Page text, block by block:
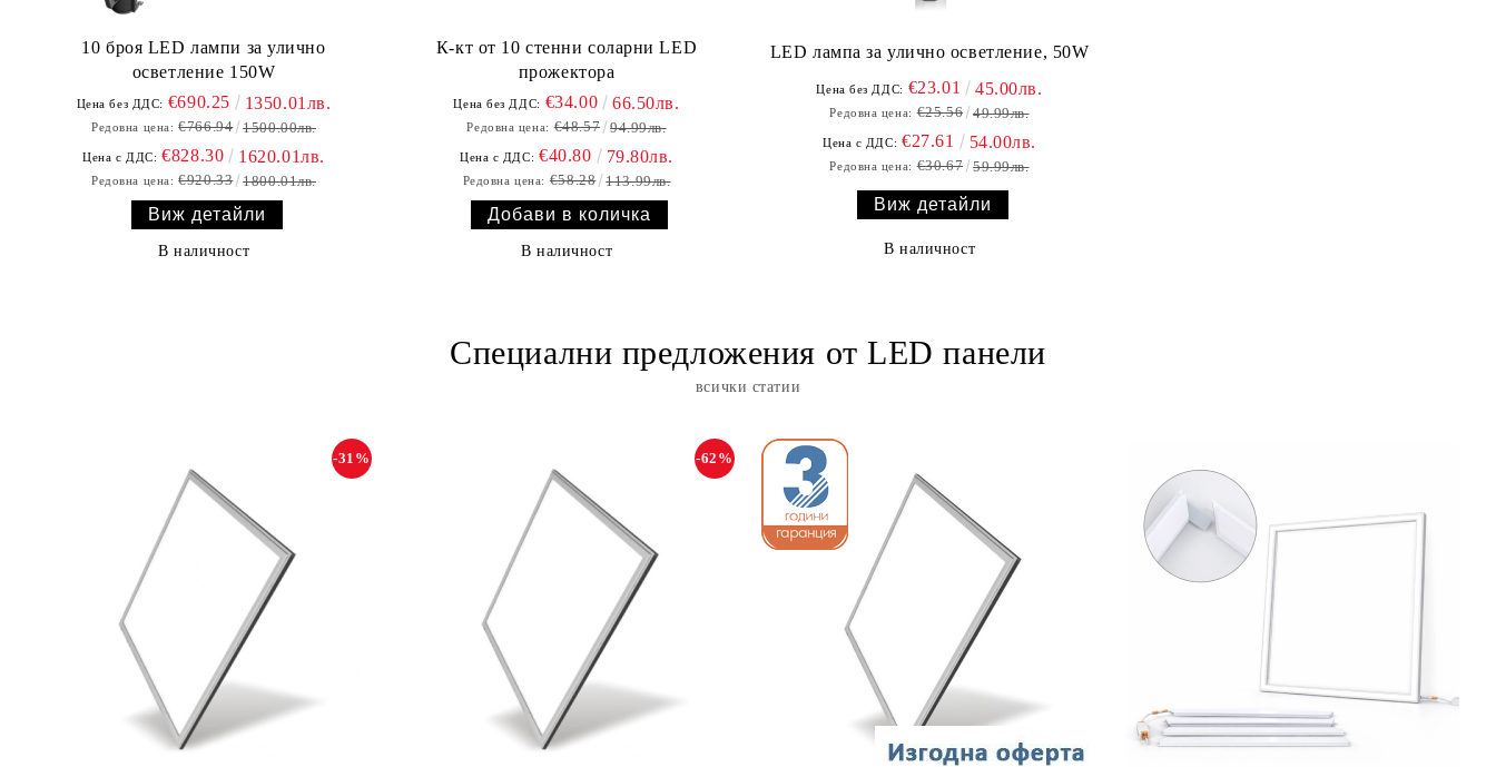
10 броя LED лампи за улично
осветление 150W
Цена без ДДС: €690.25 1350.01лв.
Редовна цена: €766.94 1500.00лв.
Цена с ДДС: €828.30 1620.01лв.
Редовна цена: €920.33 1800.01лв.
Виж детайли
В наличност
К-кт от 10 стенни соларни LED
прожектора
Цена без ДДС: €34.00 66.50лв.
Редовна цена: €48.57 94.99лв.
Цена с ДДС: €40.80 79.80лв.
Редовна цена: €58.28 113.99лв.
В наличност
LED лампа за улично осветление, 50W
Цена без ДДС: €23.01 45.00лв.
Редовна цена: €25.56 49.99лв.
Цена с ДДС: €27.61 54.00лв.
Редовна цена: €30.67 59.99лв.
Виж детайли
В наличност
Специални предложения от LED панели
всички статии
-31% -62%